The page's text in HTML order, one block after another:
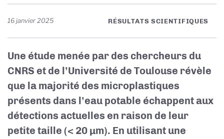
16 janvier 2025 RÉSULTATS SCIENTIFIQUES
Une étude menée par des chercheurs du
CNRS et de l’Université de Toulouse révèle
que la majorité des microplastiques
présents dans l’eau potable échappent aux
détections actuelles en raison de leur
petite taille (< 20 µm). En utilisant une